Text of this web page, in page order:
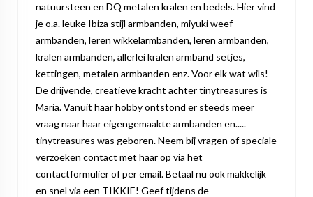
natuursteen en DQ metalen kralen en bedels. Hier vind
je o.a. leuke Ibiza stijl armbanden, miyuki weef
armbanden, leren wikkelarmbanden, leren armbanden,
kralen armbanden, allerlei kralen armband setjes,
kettingen, metalen armbanden enz. Voor elk wat wils!
De drijvende, creatieve kracht achter tinytreasures is
Maria. Vanuit haar hobby ontstond er steeds meer
vraag naar haar eigengemaakte armbanden en.....
tinytreasures was geboren. Neem bij vragen of speciale
verzoeken contact met haar op via het
contactformulier of per email. Betaal nu ook makkelijk
en snel via een TIKKIE! Geef tijdens de